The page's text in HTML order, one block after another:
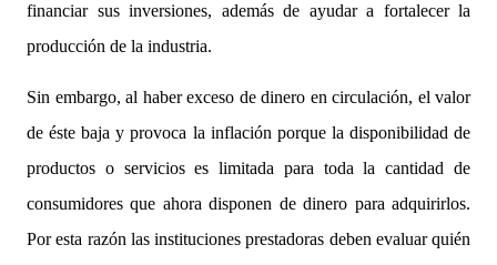
financiar sus inversiones, además de ayudar a fortalecer la
producción de la industria.
Sin embargo, al haber exceso de dinero en circulación, el valor
de éste baja y provoca la inflación porque la disponibilidad de
productos o servicios es limitada para toda la cantidad de
consumidores que ahora disponen de dinero para adquirirlos.
Por esta razón las instituciones prestadoras deben evaluar quién